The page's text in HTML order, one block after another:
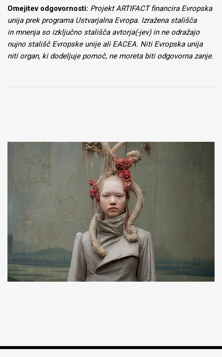
Omejitev odgovornosti: Projekt ARTIFACT financira Evropska
unija prek programa Ustvarjalna Evropa. Izražena stališča
in mnenja so izključno stališča avtorja(-jev) in ne odražajo
nujno stališč Evropske unije ali EACEA. Niti Evropska unija
niti organ, ki dodeljuje pomoč, ne moreta biti odgovorna zanje.